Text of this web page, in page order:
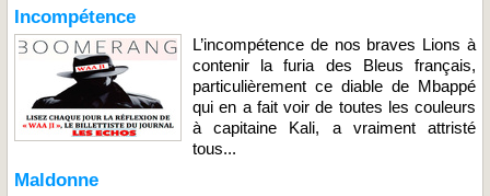
Incompétence
L’incompétence de nos braves Lions à
contenir la furia des Bleus français,
particulièrement ce diable de Mbappé
qui en a fait voir de toutes les couleurs
à capitaine Kali, a vraiment attristé
tous...
Maldonne